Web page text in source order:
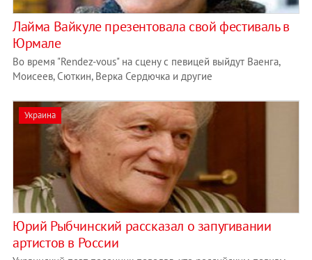
Лайма Вайкуле презентовала свой фестиваль в
Юрмале
Во время "Rendez-vous" на сцену с певицей выйдут Ваенга,
Моисеев, Сюткин, Верка Сердючка и другие
Украина
Юрий Рыбчинский рассказал о запугивании
артистов в России